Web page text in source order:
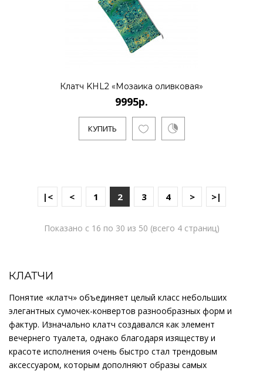
Клатч KHL2 «Мозаика оливковая»
9995р.
КУПИТЬ
|< < 1 2 3 4 > >|
Показано с 16 по 30 из 50 (всего 4 страниц)
КЛАТЧИ
Понятие «клатч» объединяет целый класс небольших
элегантных сумочек-конвертов разнообразных форм и
фактур. Изначально клатч создавался как элемент
вечернего туалета, однако благодаря изяществу и
красоте исполнения очень быстро стал трендовым
аксессуаром, которым дополняют образы самых